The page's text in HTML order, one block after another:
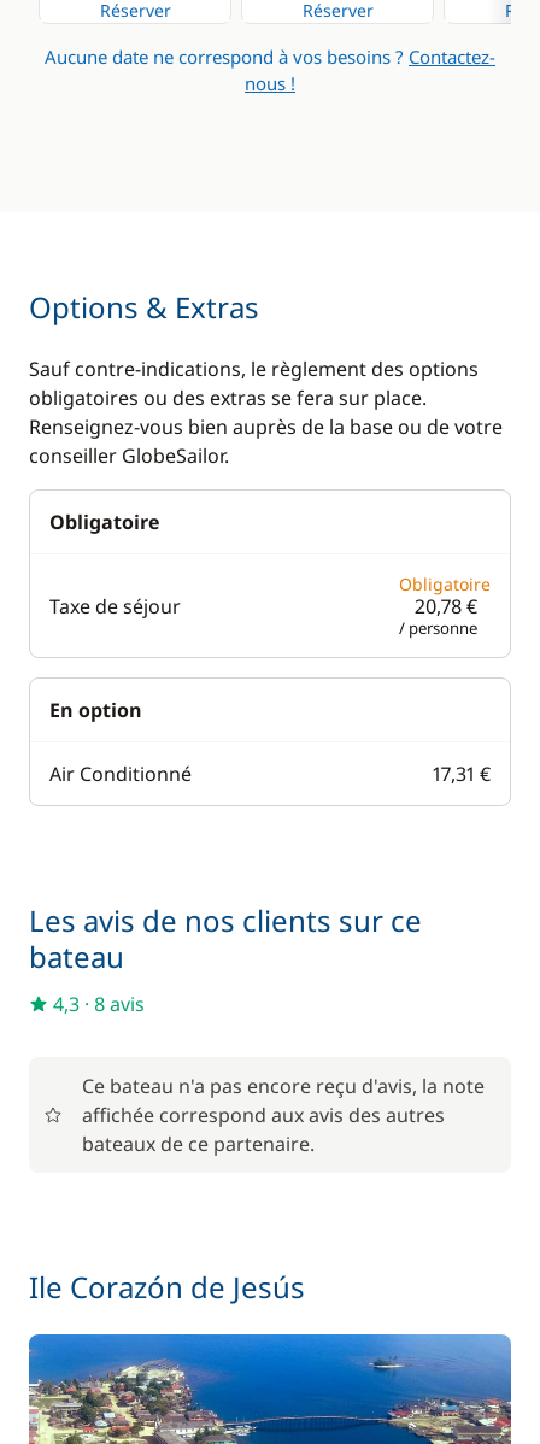
Cuisine
Congélateur
Réfrigérateur
Réfrigérateur
éléctrique
Confort
Chauffage
Réserver Réserver
Aucune date ne correspond à vos besoins ? Contactez-
nous !
Options & Extras
Sauf contre-indications, le règlement des options
obligatoires ou des extras se fera sur place.
Renseignez-vous bien auprès de la base ou de votre
conseiller GlobeSailor.
Obligatoire
Taxe de séjour
Obligatoire
20,78 €
/ personne
En option
Air Conditionné 17,31 €
Les avis de nos clients sur ce
bateau
4,3 · 8 avis
Ce bateau n'a pas encore reçu d'avis, la note
affichée correspond aux avis des autres
bateaux de ce partenaire.
Ile Corazón de Jesús